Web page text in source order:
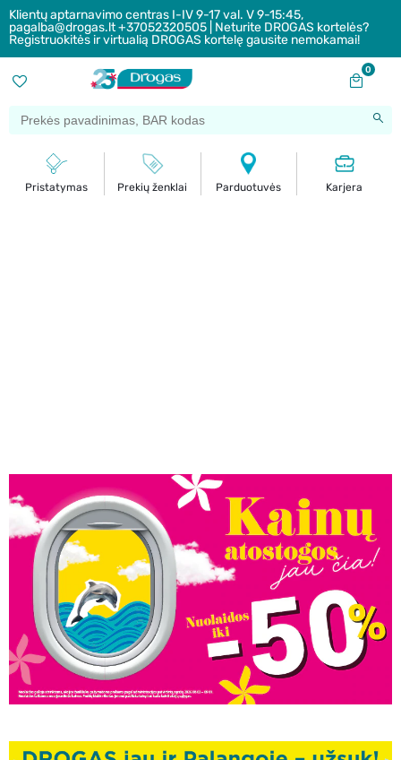
Klientų aptarnavimo centras I-IV 9-17 val. V 9-15:45,
pagalba@drogas.lt +37052320505 | Neturite DROGAS kortelės?
Registruokitės ir virtualią DROGAS kortelę gausite nemokamai!
0
Pristatymas Prekių ženklai Parduotuvės Karjera